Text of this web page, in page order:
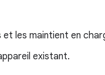
les maintient en
existant.